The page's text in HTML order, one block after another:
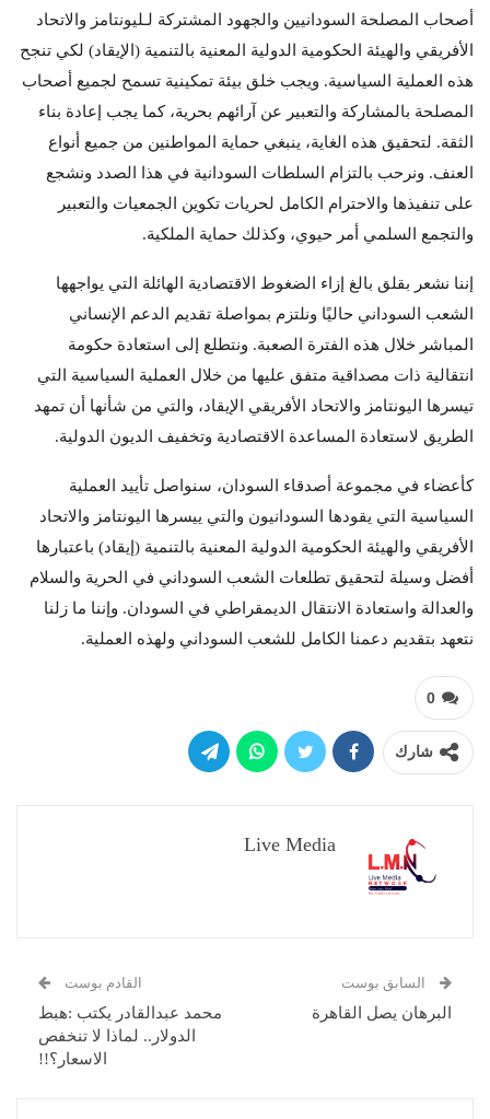
أصحاب المصلحة السودانيين والجهود المشتركة لـليونتامز والاتحاد
الأفريقي والهيئة الحكومية الدولية المعنية بالتنمية (الإيقاد) لكي تنجح
هذه العملية السياسية. ويجب خلق بيئة تمكينية تسمح لجميع أصحاب
المصلحة بالمشاركة والتعبير عن آرائهم بحرية، كما يجب إعادة بناء
الثقة. لتحقيق هذه الغاية، ينبغي حماية المواطنين من جميع أنواع
العنف. ونرحب بالتزام السلطات السودانية في هذا الصدد ونشجع
على تنفيذها والاحترام الكامل لحريات تكوين الجمعيات والتعبير
والتجمع السلمي أمر حيوي، وكذلك حماية الملكية.
إننا نشعر بقلق بالغ إزاء الضغوط الاقتصادية الهائلة التي يواجهها
الشعب السوداني حاليًا ونلتزم بمواصلة تقديم الدعم الإنساني
المباشر خلال هذه الفترة الصعبة. ونتطلع إلى استعادة حكومة
انتقالية ذات مصداقية متفق عليها من خلال العملية السياسية التي
تيسرها اليونتامز والاتحاد الأفريقي الإيقاد، والتي من شأنها أن تمهد
الطريق لاستعادة المساعدة الاقتصادية وتخفيف الديون الدولية.
كأعضاء في مجموعة أصدقاء السودان، سنواصل تأييد العملية
السياسية التي يقودها السودانيون والتي ييسرها اليونتامز والاتحاد
الأفريقي والهيئة الحكومية الدولية المعنية بالتنمية (إيقاد) باعتبارها
أفضل وسيلة لتحقيق تطلعات الشعب السوداني في الحرية والسلام
والعدالة واستعادة الانتقال الديمقراطي في السودان. وإننا ما زلنا
نتعهد بتقديم دعمنا الكامل للشعب السوداني ولهذه العملية.
0
شارك
Live Media
السابق بوست
البرهان يصل القاهرة
القادم بوست
محمد عبدالقادر يكتب :هبط
الدولار.. لماذا لا تنخفص
الاسعار؟!!